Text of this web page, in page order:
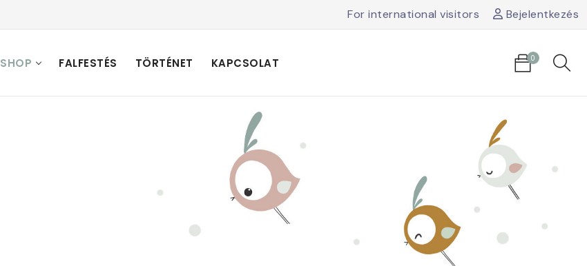
For international visitors Bejelentkezés
SHOP FALFESTÉS TÖRTÉNET KAPCSOLAT 0